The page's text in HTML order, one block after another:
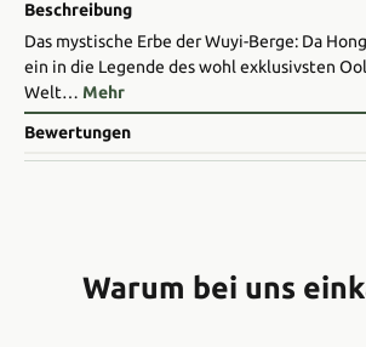
Beschreibung
Das mystische Erbe der Wuyi-Berge: Da
ein in die Legende des wohl exklusivsten
Welt… Mehr
Bewertungen
Warum bei uns